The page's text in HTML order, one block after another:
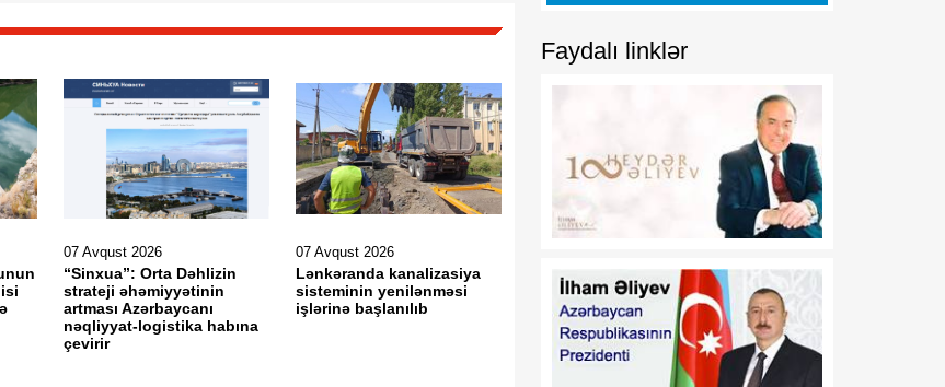
07 Avqust 2026
“Sinxua”: Orta Dəhlizin
strateji əhəmiyyətinin
artması Azərbaycanı
nəqliyyat-logistika habına
çevirir
07 Avqust 2026
Lənkəranda kanalizasiya
sisteminin yenilənməsi
işlərinə başlanılıb
Dövlət Neft Fondu
Perunun ən böyük elektrik
07 Avqust
Azərbaycan film layihəsi
beynəlxalq nüfuzlu qrantın
qalibi olub
12:53
07 Avqust
Vaşinqton görüşü:
Azərbaycan sülh
gündəliyini və regionun
gələcək inkişaf
istiqamətlərini müəyyən
12:51
07 Avqust
Faydalı linklər